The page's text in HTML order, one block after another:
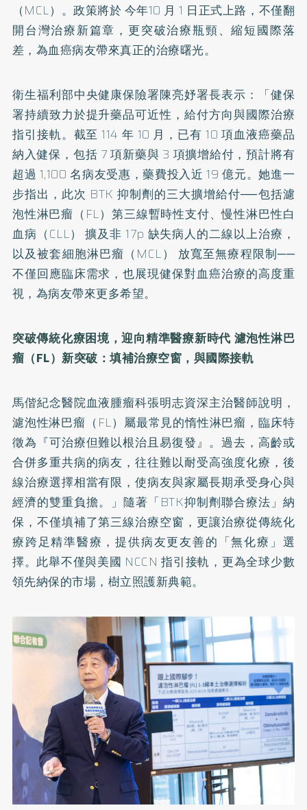
（MCL）。政策將於 今年10 月 1 日正式上路，不僅翻
開台灣治療新篇章，更突破治療瓶頸、縮短國際落
差，為血癌病友帶來真正的治療曙光。
衛生福利部中央健康保險署陳亮妤署長表示：「健保
署持續致力於提升藥品可近性，給付方向與國際治療
指引接軌。截至 114 年 10 月，已有 10 項血液癌藥品
納入健保，包括 7 項新藥與 3 項擴增給付，預計將有
超過 1,100 名病友受惠，藥費投入近 19 億元。她進一
步指出，此次 BTK 抑制劑的三大擴增給付──包括濾
泡性淋巴瘤（FL）第三線暫時性支付、慢性淋巴性白
血病（CLL） 擴及非 17p 缺失病人的二線以上治療，
以及被套細胞淋巴瘤（MCL） 放寬至無療程限制──
不僅回應臨床需求，也展現健保對血癌治療的高度重
視，為病友帶來更多希望。
突破傳統化療困境，迎向精準醫療新時代 濾泡性淋巴
瘤（FL）新突破：填補治療空窗，與國際接軌
馬偕紀念醫院血液腫瘤科張明志資深主治醫師說明，
濾泡性淋巴瘤（FL）屬最常見的惰性淋巴瘤，臨床特
徵為『可治療但難以根治且易復發』。過去，高齡或
合併多重共病的病友，往往難以耐受高強度化療，後
線治療選擇相當有限，使病友與家屬長期承受身心與
經濟的雙重負擔。」隨著「BTK抑制劑聯合療法」納
保，不僅填補了第三線治療空窗，更讓治療從傳統化
療跨足精準醫療，提供病友更友善的「無化療」選
擇。此舉不僅與美國 NCCN 指引接軌，更為全球少數
領先納保的市場，樹立照護新典範。